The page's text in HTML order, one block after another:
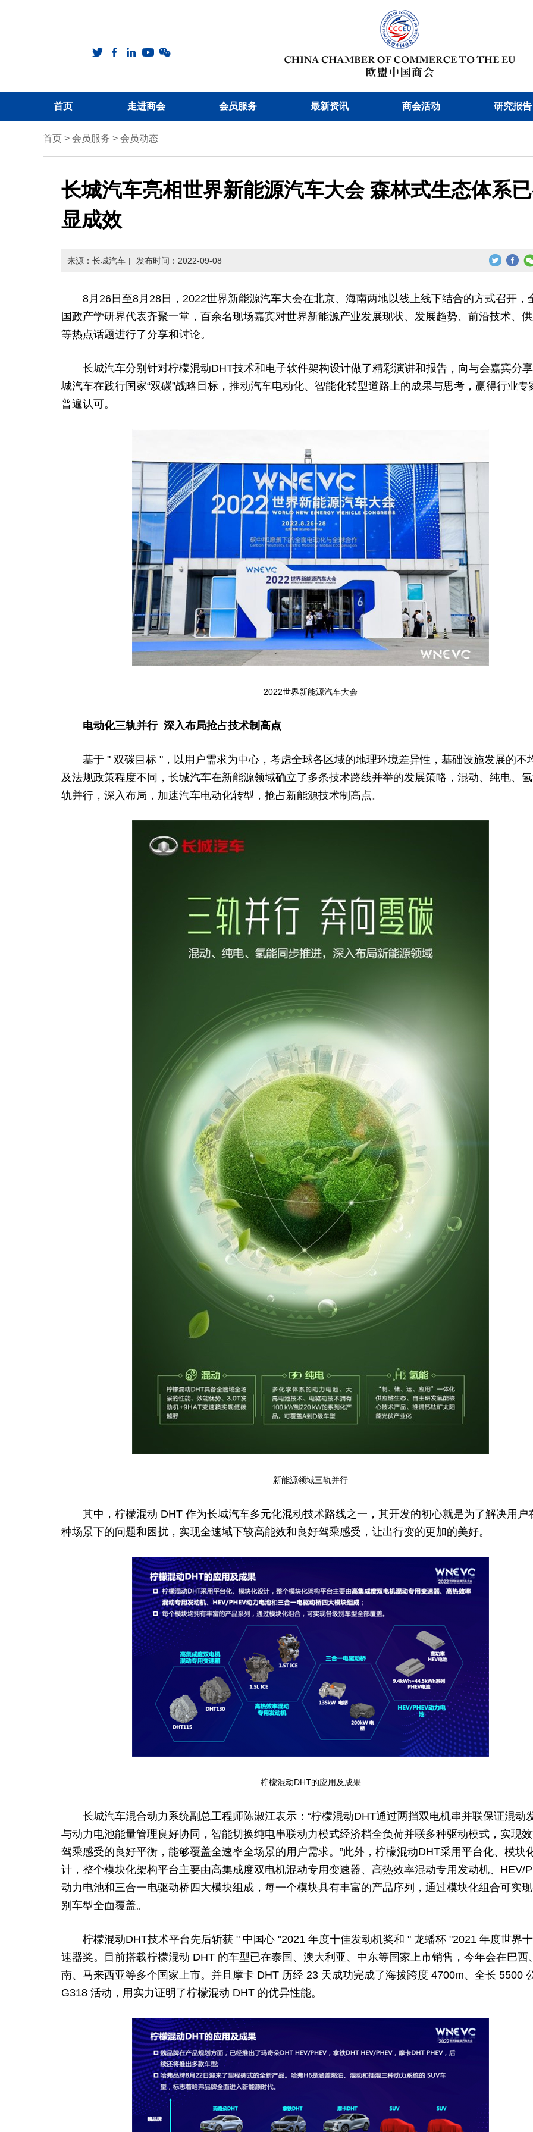
首页 走进商会 会员服务 最新资讯 商会活动 研究报告
首页 > 会员服务 > 会员动态
长城汽车亮相世界新能源汽车大会 森林式生态体系
显成效
来源：长城汽车 | 发布时间：2022-09-08
8月26日至8月28日，2022世界新能源汽车大会在北京、海南两地以线上线下结合的方式召开，
国政产学研界代表齐聚一堂，百余名现场嘉宾对世界新能源产业发展现状、发展趋势、前沿技术、
等热点话题进行了分享和讨论。
长城汽车分别针对柠檬混动DHT技术和电子软件架构设计做了精彩演讲和报告，向与会嘉宾分
城汽车在践行国家“双碳”战略目标，推动汽车电动化、智能化转型道路上的成果与思考，赢得行业专
普遍认可。
2022世界新能源汽车大会
电动化三轨并行 深入布局抢占技术制高点
基于 " 双碳目标 "，以用户需求为中心，考虑全球各区域的地理环境差异性，基础设施发展的不
及法规政策程度不同，长城汽车在新能源领域确立了多条技术路线并举的发展策略，混动、纯电、
轨并行，深入布局，加速汽车电动化转型，抢占新能源技术制高点。
新能源领域三轨并行
其中，柠檬混动 DHT 作为长城汽车多元化混动技术路线之一，其开发的初心就是为了解决用户
种场景下的问题和困扰，实现全速域下较高能效和良好驾乘感受，让出行变的更加的美好。
柠檬混动DHT的应用及成果
长城汽车混合动力系统副总工程师陈淑江表示：“柠檬混动DHT通过两挡双电机串并联保证混动
与动力电池能量管理良好协同，智能切换纯电串联动力模式经济档全负荷并联多种驱动模式，实现
驾乘感受的良好平衡，能够覆盖全速率全场景的用户需求。”此外，柠檬混动DHT采用平台化、模块
计，整个模块化架构平台主要由高集成度双电机混动专用变速器、高热效率混动专用发动机、HEV/
动力电池和三合一电驱动桥四大模块组成，每一个模块具有丰富的产品序列，通过模块化组合可实
别车型全面覆盖。
柠檬混动DHT技术平台先后斩获 " 中国心 "2021 年度十佳发动机奖和 " 龙蟠杯 "2021 年度世界
速器奖。目前搭载柠檬混动 DHT 的车型已在泰国、澳大利亚、中东等国家上市销售，今年会在巴西
南、马来西亚等多个国家上市。并且摩卡 DHT 历经 23 天成功完成了海拔跨度 4700m、全长 5500
G318 活动，用实力证明了柠檬混动 DHT 的优异性能。